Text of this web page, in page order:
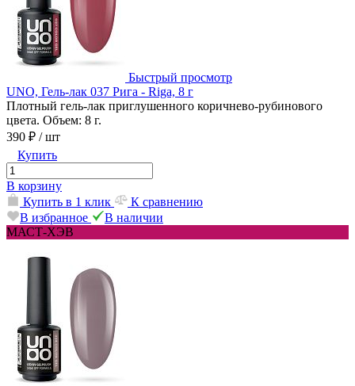
Быстрый просмотр
UNO, Гель-лак 037 Рига - Riga, 8 г
Плотный гель-лак приглушенного коричнево-рубинового
цвета. Объем: 8 г.
390 ₽ / шт
Купить
В корзину
Купить в 1 клик
К сравнению
В избранное
В наличии
МАСТ-ХЭВ